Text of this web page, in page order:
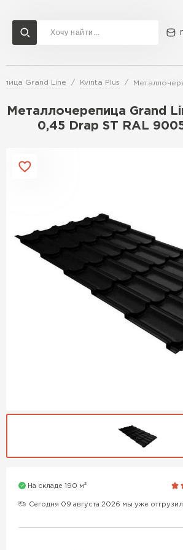
Grand Line Kvinta Plus
Металлочерепица Grand
0,45 Drap ST RAL
На складе 190 м3
Сегодня 09 августа 2026 мы уже
Доставка и оплата Акции О
Перейти в каталог